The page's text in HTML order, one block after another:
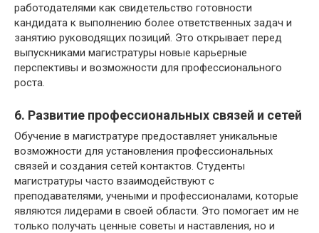
работодателями как свидетельство готовности
кандидата к выполнению более ответственных задач и
занятию руководящих позиций. Это открывает перед
выпускниками магистратуры новые карьерные
перспективы и возможности для профессионального
роста.
6. Развитие профессиональных связей и сетей
Обучение в магистратуре предоставляет уникальные
возможности для установления профессиональных
связей и создания сетей контактов. Студенты
магистратуры часто взаимодействуют с
преподавателями, учеными и профессионалами, которые
являются лидерами в своей области. Это помогает им не
только получать ценные советы и наставления, но и